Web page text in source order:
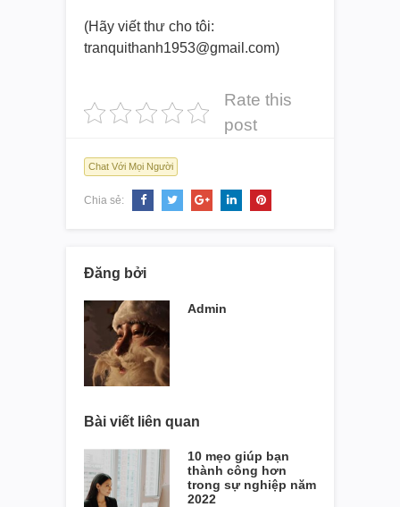
(Hãy viết thư cho tôi:
tranquithanh1953@gmail.com)
Rate this
post
Chat Với Mọi Người
Chia sẻ:
Đăng bởi
Admin
Bài viết liên quan
10 mẹo giúp bạn
thành công hơn
trong sự nghiệp năm
2022